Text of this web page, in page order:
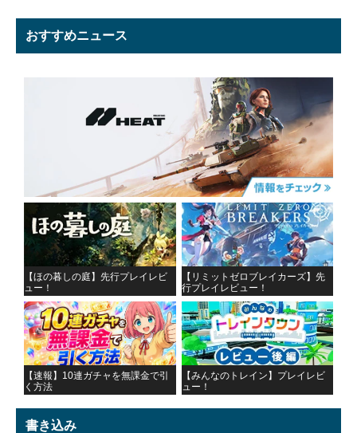
おすすめニュース
【ほの暮しの庭】先行プレイレビ
ュー！
【リミットゼロブレイカーズ】先
行プレイレビュー！
【速報】10連ガチャを無課金で引
く方法
【みんなのトレイン】プレイレビ
ュー！
書き込み